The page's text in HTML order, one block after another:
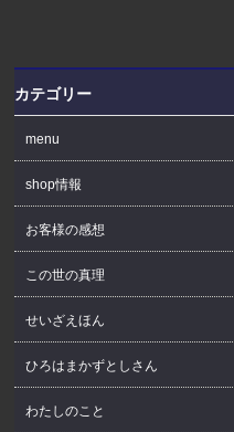
カテゴリー
menu
shop情報
お客様の感想
この世の真理
せいざえほん
ひろはまかずとしさん
わたしのこと